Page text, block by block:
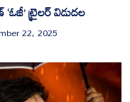
ట్రైలర్ విడుదల
22, 2025